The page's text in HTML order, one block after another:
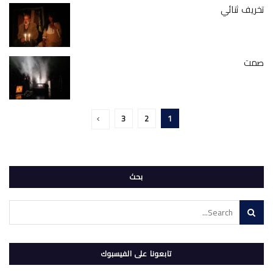
تخريف ثنائي
صمت
1
2
3
بحث
تابعونا على الفيسبوك